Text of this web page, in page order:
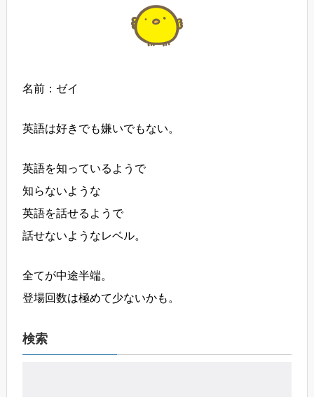
名前：ゼイ
英語は好きでも嫌いでもない。
英語を知っているようで
知らないような
英語を話せるようで
話せないようなレベル。
全てが中途半端。
登場回数は極めて少ないかも。
検索